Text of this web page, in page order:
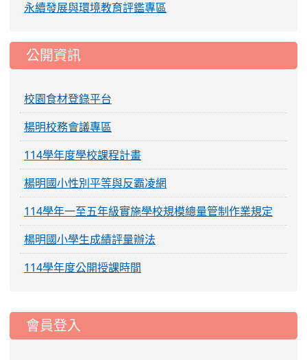
永續發展與環境教育評鑑專區
公開資訊
校園食材登錄平台
楊明校務會議專區
114學年度學校課程計畫
楊明國小性別平等與反霸凌網
114學年一至五年級實施學校規模總量管制作業規定
楊明國小學生成績評量辦法
114學年度公開授課時間
::: 會員登入